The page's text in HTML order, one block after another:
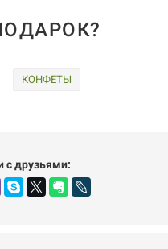
КОНФЕТЫ
с друзьями: